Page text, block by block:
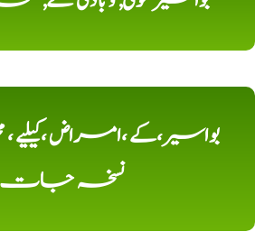
بواسیر،کے ،امراض ،کیلیے ،
نسخہ جات